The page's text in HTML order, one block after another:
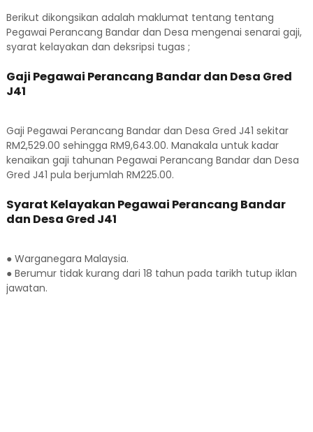
Berikut dikongsikan adalah maklumat tentang tentang
Pegawai Perancang Bandar dan Desa mengenai senarai gaji,
syarat kelayakan dan deksripsi tugas ;
Gaji Pegawai Perancang Bandar dan Desa Gred
J41
Gaji Pegawai Perancang Bandar dan Desa Gred J41 sekitar
RM2,529.00 sehingga RM9,643.00. Manakala untuk kadar
kenaikan gaji tahunan Pegawai Perancang Bandar dan Desa
Gred J41 pula berjumlah RM225.00.
Syarat Kelayakan Pegawai Perancang Bandar
dan Desa Gred J41
● Warganegara Malaysia.
● Berumur tidak kurang dari 18 tahun pada tarikh tutup iklan
jawatan.